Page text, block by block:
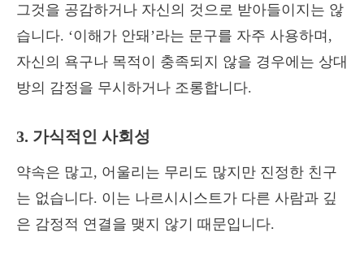
그것을 공감하거나 자신의 것으로 받아들이지는 않
습니다. ‘이해가 안돼’라는 문구를 자주 사용하며,
자신의 욕구나 목적이 충족되지 않을 경우에는 상대
방의 감정을 무시하거나 조롱합니다.
3. 가식적인 사회성
약속은 많고, 어울리는 무리도 많지만 진정한 친구
는 없습니다. 이는 나르시시스트가 다른 사람과 깊
은 감정적 연결을 맺지 않기 때문입니다.